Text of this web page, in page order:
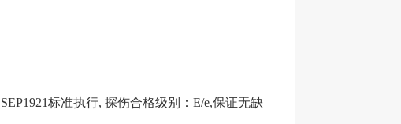
SEP1921标准执行, 探伤合格级别： E/e,保证无缺